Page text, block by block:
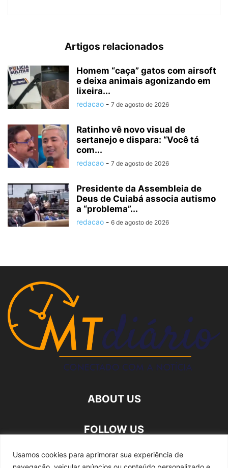
Usamos cookies para aprimorar sua experiência de
Artigos relacionados
Homem “caça” gatos com airsoft
e deixa animais agonizando em
lixeira...
redacao - 7 de agosto de 2026
Ratinho vê novo visual de
sertanejo e dispara: “Você tá
com...
redacao - 7 de agosto de 2026
Presidente da Assembleia de
Deus de Cuiabá associa autismo
a “problema”...
redacao - 6 de agosto de 2026
ABOUT US
FOLLOW US